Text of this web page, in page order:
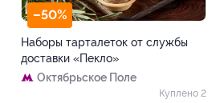
–50%
Наборы тарталеток от службы
доставки «Пекло»
Октябрьское Поле
Куплено 2